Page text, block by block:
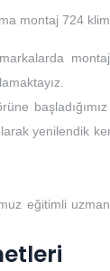
montaj 724
yenilendik
eğitimli